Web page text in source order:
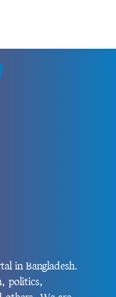
in Bangladesh.
politics,